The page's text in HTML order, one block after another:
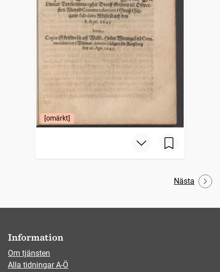
[omärkt]
Nästa
Information
Om tjänsten
Alla tidningar A-Ö